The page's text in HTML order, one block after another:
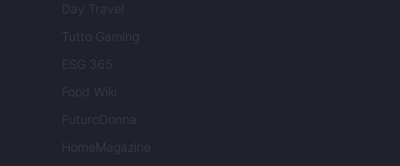
Day Travel
Tutto Gaming
ESG 365
Food Wiki
FuturoDonna
HomeMagazine